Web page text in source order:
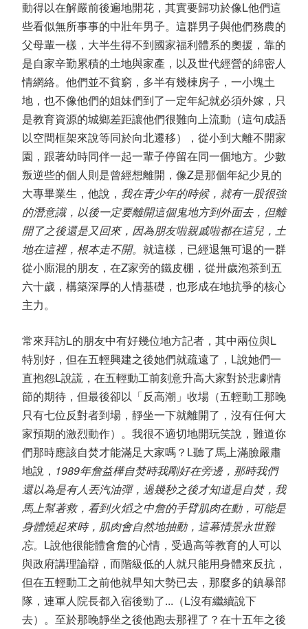
動得以在解嚴前後遍地開花，其實要歸功於像L他們這
些看似無所事事的中壯年男子。這群男子與他們務農的
父母輩一樣，大半生得不到國家福利體系的奧援，靠的
是自家辛勤累積的土地與家產，以及世代經營的綿密人
情網絡。他們並不貧窮，多半有幾棟房子，一小塊土
地，也不像他們的姐妹們到了一定年紀就必須外嫁，只
是教育資源的城鄉差距讓他們很難向上流動（這句成語
以空間框架來說等同於向北遷移），從小到大離不開家
園，跟著幼時同伴一起一輩子停留在同一個地方。少數
叛逆些的個人則是曾經想離開，像Z是那個年紀少見的
大專畢業生，他說， 我在青少年的時候，就有一股很強
的潛意識，以後一定要離開這個鬼地方到外面去，但離
開了之後還是又回來，因為朋友啦親戚啦都在這兒，土
地在這裡，根本走不開。 就這樣，已經退無可退的一群
從小廝混的朋友，在Z家旁的鐵皮棚，從卅歲泡茶到五
六十歲，構築深厚的人情基礎，也形成在地抗爭的核心
主力。
常來拜訪L的朋友中有好幾位地方記者，其中兩位與L
特別好，但在五輕興建之後她們就疏遠了，L說她們一
直抱怨L說謊，在五輕動工前刻意升高大家對於悲劇情
節的期待，但最後卻以「反高潮」收場（五輕動工那晚
只有七位反對者到場，靜坐一下就離開了，沒有任何大
家預期的激烈動作）。我很不適切地開玩笑說，難道你
們那時應該自焚才能滿足大家嗎？L聽了馬上滿臉嚴肅
地說， 1989年詹益樺自焚時我剛好在旁邊，那時我們
還以為是有人丟汽油彈，過幾秒之後才知道是自焚，我
馬上幫著救，看到火熖之中詹的手臂肌肉在動，可能是
身體燒起來時，肌肉會自然地抽動，這幕情景永世難
忘。 L說他很能體會詹的心情，受過高等教育的人可以
與政府講理論辯，而階級低的人就只能用身體來反抗，
但在五輕動工之前他就早知大勢已去，那麼多的鎮暴部
隊，連軍人院長都入宿後勁了...（L沒有繼續說下
去）。至於那晚靜坐之後他跑去那裡了？在十五年之後